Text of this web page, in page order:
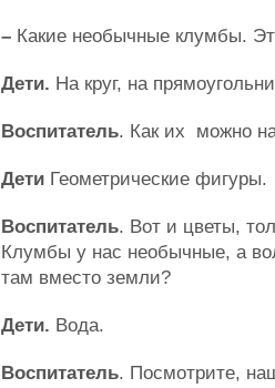
– Какие необычные клумбы.
Дети. На круг, на
Воспитатель. Как их можно
Дети Геометрические фигуры.
Воспитатель. Вот и цветы,
Клумбы у нас необычные, а
там вместо земли?
Дети. Вода.
Воспитатель. Посмотрите,